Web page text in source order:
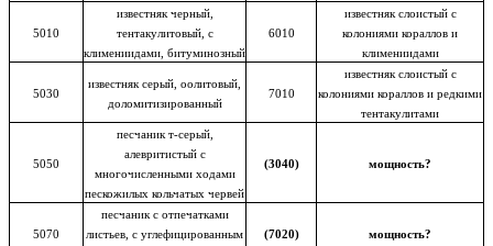
5010
известняк черный,
тентакулитовый, с
климениидами, битуминозный
6010
известняк слоистый с
колониями кораллов и
климениидами
5030
известняк серый, оолитовый,
доломитизированный
7010
известняк слоистый с
колониями кораллов и редкими
тентакулитами
5050
песчаник т-серый,
алевритистый с
многочисленными ходами
пескожилых кольчатых червей
(3040) мощность?
5070
песчаник с отпечатками
листьев, с углефицированным
(7020) мощность?